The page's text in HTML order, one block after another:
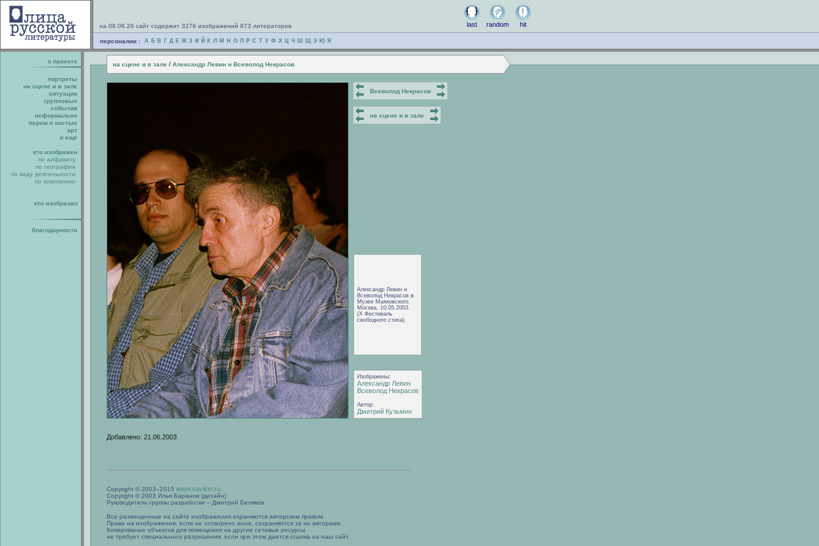
на 08.08.26 сайт содержит 3276 изображений 873 литераторов last random hit
персоналии : А Б В Г Д Е Ж З И Й К Л М Н О П Р С Т У Ф Х Ц Ч Ш Щ Э Ю Я
о проекте на сцене и в зале / Александр Левин и Всеволод Некрасов
портреты
на сцене и в зале
ситуации
групповые
события
неформально
пером и кистью
арт
и еще
кто изображен
по алфавиту
по географии
по виду деятельности
по поколению
кто изобразил
благодарности
Всеволод Некрасов
на сцене и в зале
Александр Левин и
Всеволод Некрасов в
Музее Маяковского.
Москва, 10.05.2003.
(X Фестиваль
свободного стиха)
Изображены:
Александр Левин
Всеволод Некрасов
Автор:
Дмитрий Кузьмин
Добавлено: 21.06.2003
Copyright © 2003–2015 www.vavilon.ru
Copyright © 2003 Илья Баранов (дизайн)
Руководитель группы разработки – Дмитрий Беляков
Все размещенные на сайте изображения охраняются авторским правом.
Права на изображения, если не оговорено иное, сохраняются за их авторами.
Копирование объектов для помещения на другие сетевые ресурсы
не требует специального разрешения, если при этом дается ссылка на наш сайт.